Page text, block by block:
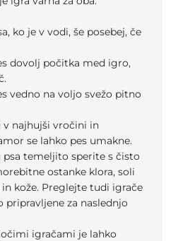
ko je v vodi, še posebej, če
dovolj počitka med igro,
vedno na voljo svežo pitno
v najhujši vročini in
se lahko pes umakne.
temeljito sperite s čisto
ostanke klora, soli
kože. Preglejte tudi igrače
pripravljene za naslednjo
igračami je lahko